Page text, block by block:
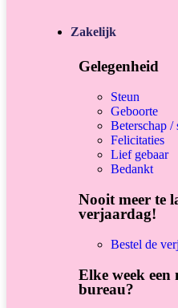
Zakelijk
Gelegenheid
Steun
Geboorte
Beterschap /
Felicitaties
Lief gebaar
Bedankt
Nooit meer te
verjaardag!
Bestel de
Elke week een
bureau?